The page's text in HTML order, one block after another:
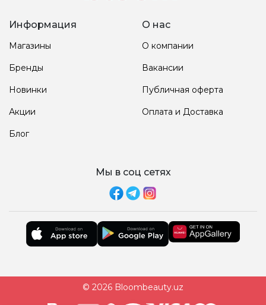
Информация
Магазины
Бренды
Новинки
Акции
Блог
О нас
О компании
Вакансии
Публичная оферта
Оплата и Доставка
Мы в соц сетях
© 2026 Bloombeauty.uz